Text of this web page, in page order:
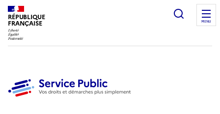
RÉPUBLIQUE
FRANÇAISE
Ouvrir
MENU